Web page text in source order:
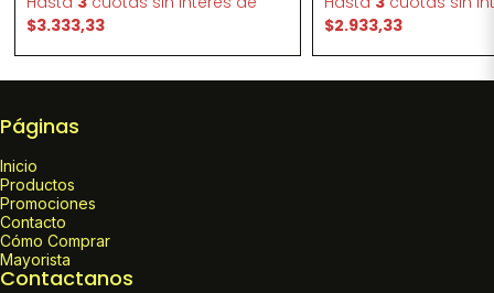
$3.333,33
$2.933,33
Páginas
Inicio
Productos
Promociones
Contacto
Cómo Comprar
Mayorista
Contactanos